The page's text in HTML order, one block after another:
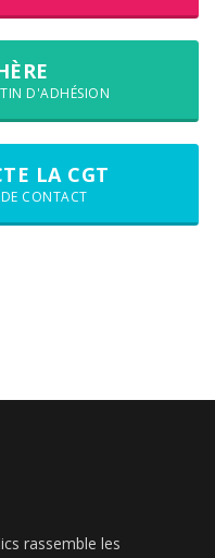
D'ADHÉSION
LA CGT
CONTACT
rassemble les